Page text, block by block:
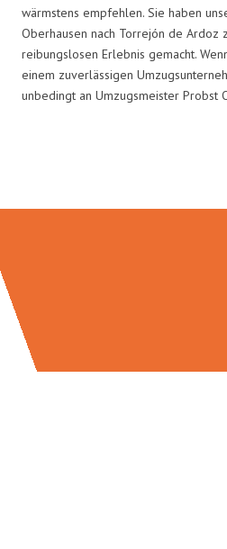
wärmstens empfehlen. Sie haben
Oberhausen nach Torrejón de Ardoz
reibungslosen Erlebnis gemacht.
einem zuverlässigen
unbedingt an Umzugsmeister Probst